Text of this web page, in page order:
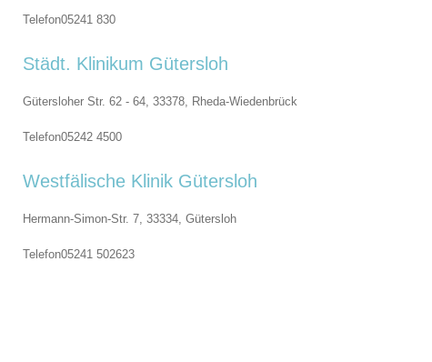
Telefon05241 830
Städt. Klinikum Gütersloh
Gütersloher Str. 62 - 64, 33378, Rheda-Wiedenbrück
Telefon05242 4500
Westfälische Klinik Gütersloh
Hermann-Simon-Str. 7, 33334, Gütersloh
Telefon05241 502623